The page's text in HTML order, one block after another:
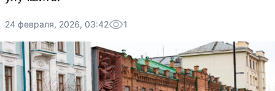
24 февраля, 2026, 03:42 1